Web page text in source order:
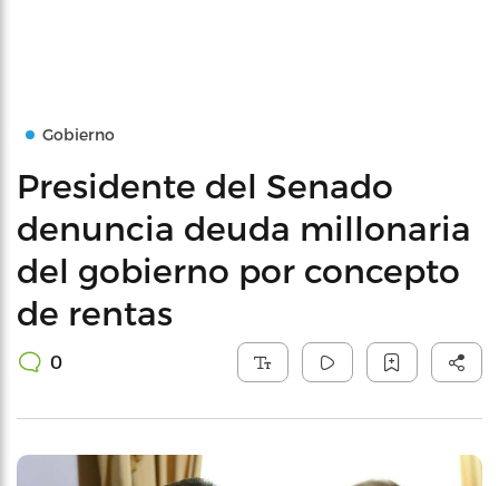
Gobierno
Presidente del Senado
denuncia deuda millonaria
del gobierno por concepto
de rentas
0